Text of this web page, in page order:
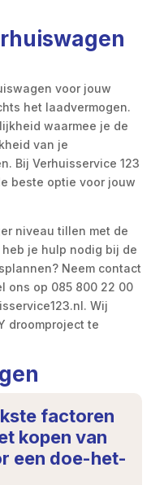
voor jouw
het laadvermogen.
waarmee je de
van je
Bij Verhuisservice 123
beste optie voor jouw
niveau tillen met de
je hulp nodig bij de
Neem contact
ons op 085 800 22 00
Wij
droomproject te
factoren
kopen van
een doe-het-